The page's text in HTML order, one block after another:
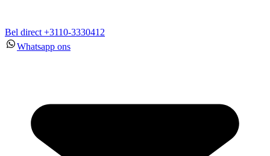
Bel direct +3110-3330412
Whatsapp ons